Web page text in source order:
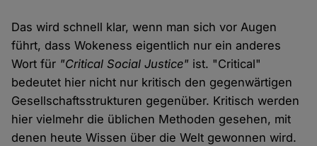
Das wird schnell klar, wenn man sich vor Augen
führt, dass Wokeness eigentlich nur ein anderes
Wort für "Critical Social Justice" ist. "Critical"
bedeutet hier nicht nur kritisch den gegenwärtigen
Gesellschaftsstrukturen gegenüber. Kritisch werden
hier vielmehr die üblichen Methoden gesehen, mit
denen heute Wissen über die Welt gewonnen wird.